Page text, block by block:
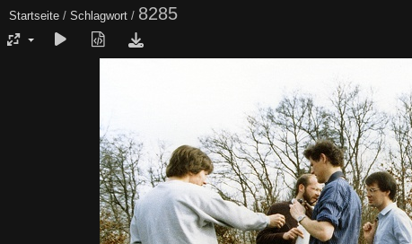
Startseite / Schlagwort / 8285